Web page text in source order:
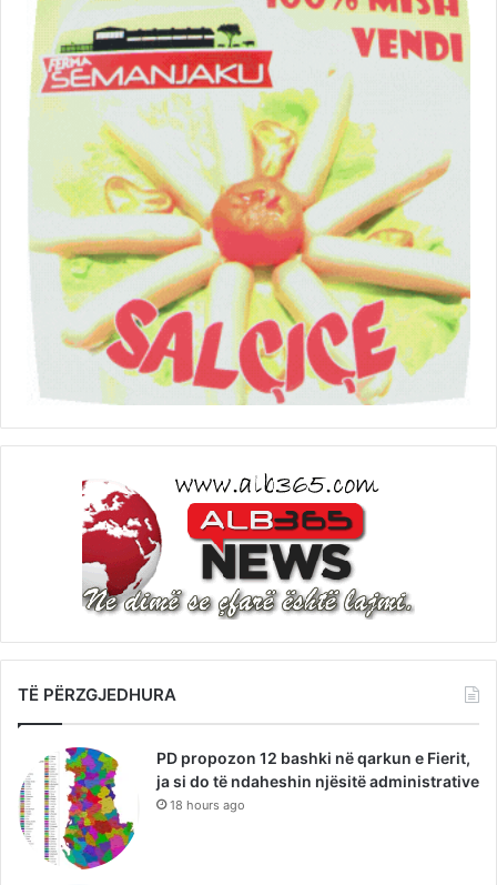
TË PËRZGJEDHURA
PD propozon 12 bashki në qarkun e Fierit,
ja si do të ndaheshin njësitë administrative
18 hours ago